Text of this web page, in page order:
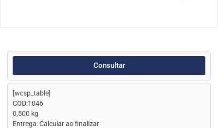
Consultar
[wcsp_table]
COD:1046
0,500 kg
Entrega: Calcular ao finalizar